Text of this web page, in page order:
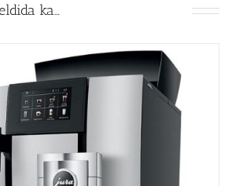
ka…